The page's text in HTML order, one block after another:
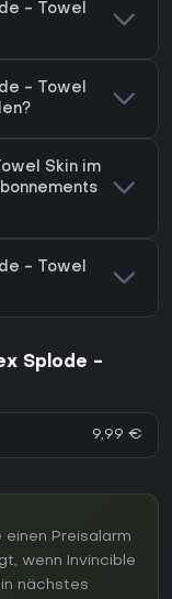
- Towel
- Towel
Skin im
- Towel
Splode -
9,99 €
Preisalarm
wenn Invincible
nächstes